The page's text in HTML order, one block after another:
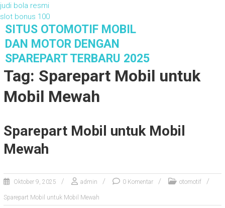
judi bola resmi
slot bonus 100
SITUS OTOMOTIF MOBIL
DAN MOTOR DENGAN
SPAREPART TERBARU 2025
Tag: Sparepart Mobil untuk
Mobil Mewah
Sparepart Mobil untuk Mobil
Mewah
Oktober 9, 2025 admin 0 Komentar otomotif
Sparepart Mobil untuk Mobil Mewah